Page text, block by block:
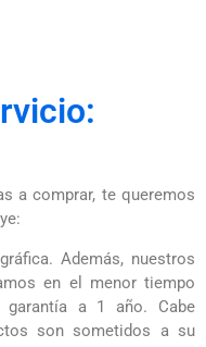
a comprar, te queremos
Además, nuestros
en el menor tiempo
garantía a 1 año. Cabe
son sometidos a su